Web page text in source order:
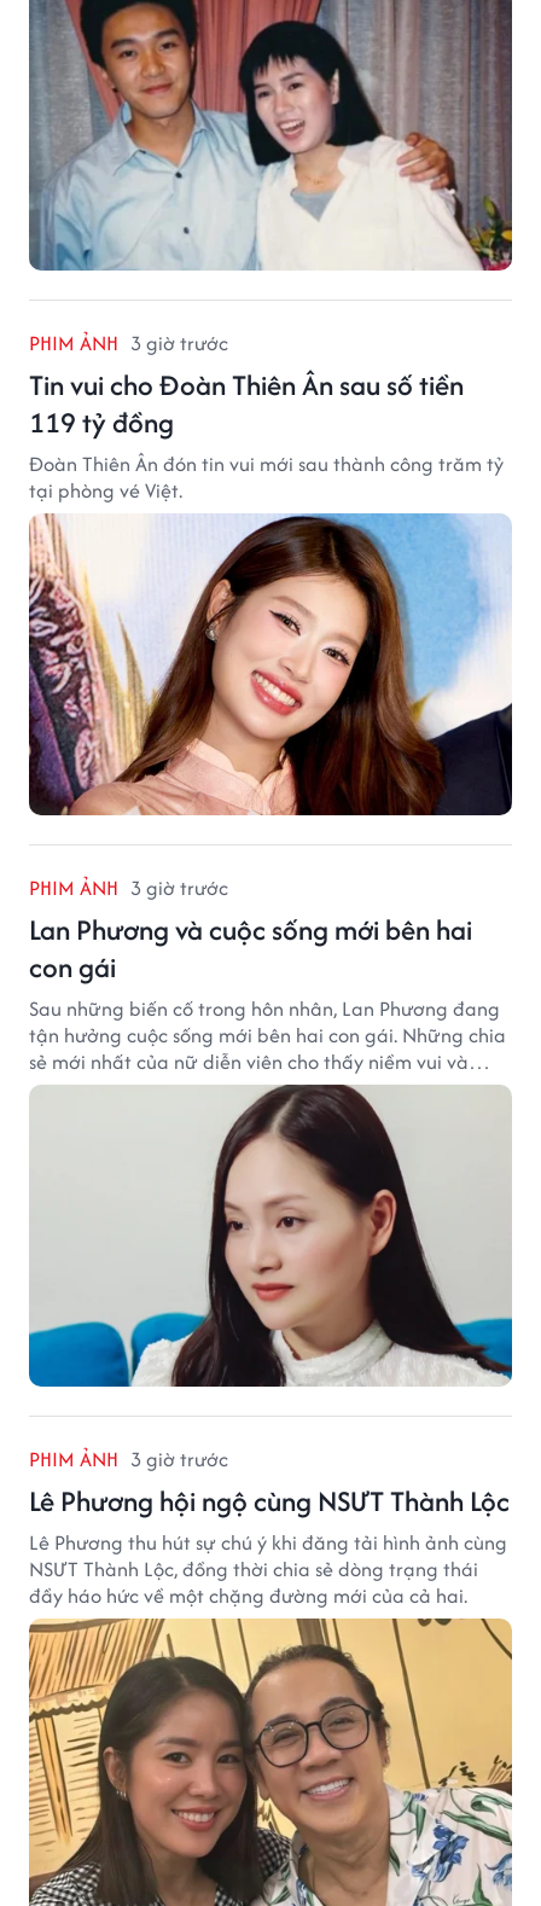
PHIM ẢNH 3 giờ trước
Tin vui cho Đoàn Thiên Ân sau số tiền
119 tỷ đồng
Đoàn Thiên Ân đón tin vui mới sau thành công trăm tỷ
tại phòng vé Việt.
PHIM ẢNH 3 giờ trước
Lan Phương và cuộc sống mới bên hai
con gái
Sau những biến cố trong hôn nhân, Lan Phương đang
tận hưởng cuộc sống mới bên hai con gái. Những chia
sẻ mới nhất của nữ diễn viên cho thấy niềm vui và
hạnh phúc hiện tại đến từ những điều bình dị mỗi
PHIM ẢNH 3 giờ trước
Lê Phương hội ngộ cùng NSƯT Thành Lộc
Lê Phương thu hút sự chú ý khi đăng tải hình ảnh cùng
NSƯT Thành Lộc, đồng thời chia sẻ dòng trạng thái
đầy háo hức về một chặng đường mới của cả hai.